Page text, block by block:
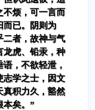
不烦，可一言而
而已。阴则为
二者，故神与气
龙虎、铅汞，种
，不欲轻泄，
志学之士，因文
真积力久，豁然
本矣。”